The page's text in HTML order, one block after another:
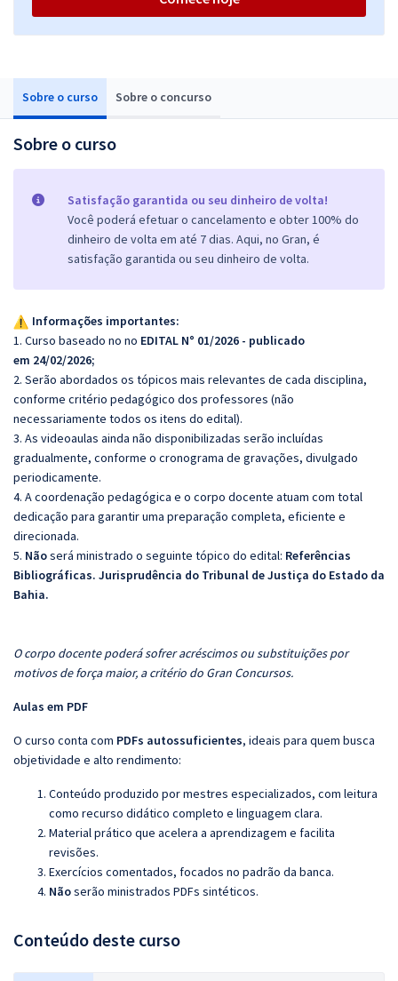
Sobre o curso Sobre o concurso
Sobre o curso
Satisfação garantida ou seu dinheiro de volta!
Você poderá efetuar o cancelamento e obter 100% do
dinheiro de volta em até 7 dias. Aqui, no Gran, é
satisfação garantida ou seu dinheiro de volta.
Informações importantes:
1. Curso baseado no no EDITAL N° 01/2026 - publicado
em 24/02/2026;
2. Serão abordados os tópicos mais relevantes de cada disciplina,
conforme critério pedagógico dos professores (não
necessariamente todos os itens do edital).
3. As videoaulas ainda não disponibilizadas serão incluídas
gradualmente, conforme o cronograma de gravações, divulgado
periodicamente.
4. A coordenação pedagógica e o corpo docente atuam com total
dedicação para garantir uma preparação completa, eficiente e
direcionada.
5. Nãoserá ministrado o seguinte tópico do edital: Referências
Bibliográficas. Jurisprudência do Tribunal de Justiça do Estado da
Bahia.
O corpo docente poderá sofrer acréscimos ou substituições por
motivos de força maior, a critério do Gran Concursos.
Aulas em PDF
O curso conta com PDFs autossuficientes, ideais para quem busca
objetividade e alto rendimento:
Conteúdo produzido por mestres especializados, com leitura
como recurso didático completo e linguagem clara.
Material prático que acelera a aprendizagem e facilita
revisões.
Exercícios comentados, focados no padrão da banca.
Nãoserão ministrados PDFs sintéticos.
Conteúdo deste curso